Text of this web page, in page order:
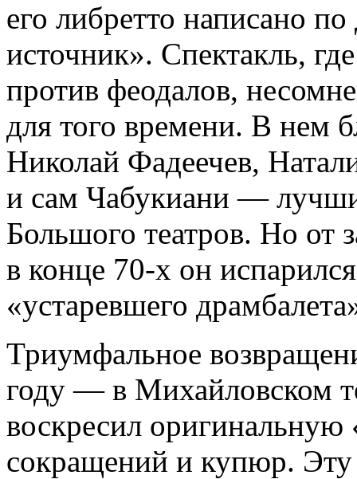
его либретто написано
источник». Спектакль,
против феодалов,
для того времени. В нем
Николай Фадеечев,
и сам Чабукиани —
Большого театров. Но от
в конце 70-х он
«устаревшего
Триумфальное
году — в Михайловском
воскресил
сокращений и купюр.